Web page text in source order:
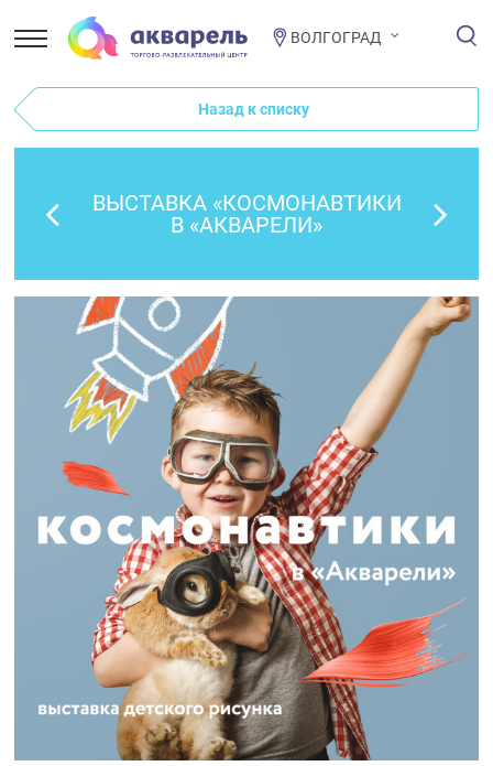
ВОЛГОГРАД
Назад к списку
ВЫСТАВКА «КОСМОНАВТИКИ
В «АКВАРЕЛИ»